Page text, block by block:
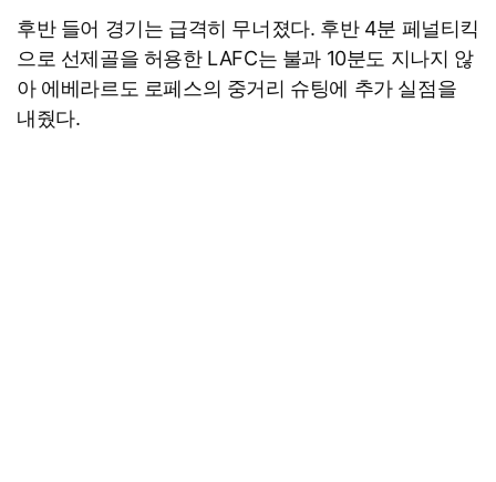
후반 들어 경기는 급격히 무너졌다. 후반 4분 페널티킥
으로 선제골을 허용한 LAFC는 불과 10분도 지나지 않
아 에베라르도 로페스의 중거리 슈팅에 추가 실점을
내줬다.